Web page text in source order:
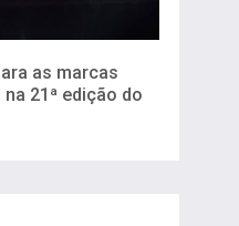
as marcas
21ª edição do